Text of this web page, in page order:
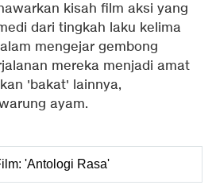
kisah film aksi yang
dari tingkah laku kelima
mengejar gembong
mereka menjadi amat
'bakat' lainnya,
ayam.
'Antologi Rasa'